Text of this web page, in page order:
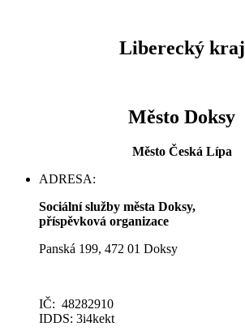
Liberecký kraj
Město Doksy
Město Česká Lípa
ADRESA:
Sociální služby města Doksy,
příspěvková organizace
Panská 199, 472 01 Doksy
IČ: 48282910
IDDS: 3i4kekt